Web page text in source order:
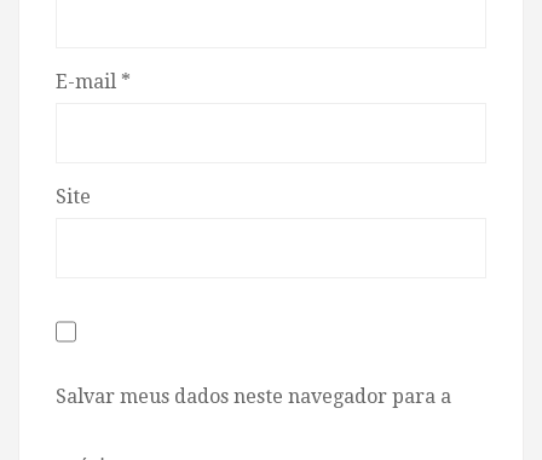
E-mail *
Site
Salvar meus dados neste navegador para a